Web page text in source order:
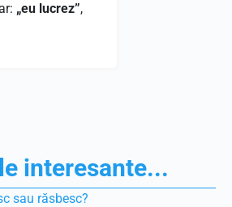
„eu lucrez”,
interesante...
sau răsbesc?